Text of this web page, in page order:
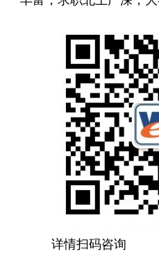
详情扫码咨询